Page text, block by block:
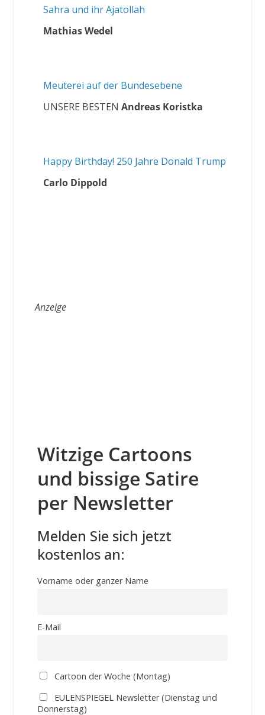
Sahra und ihr Ajatollah
Mathias Wedel
Meuterei auf der Bundesebene
UNSERE BESTEN Andreas Koristka
Happy Birthday! 250 Jahre Donald Trump
Carlo Dippold
Anzeige
Witzige Cartoons
und bissige Satire
per Newsletter
Melden Sie sich jetzt
kostenlos an:
Vorname oder ganzer Name
E-Mail
Cartoon der Woche (Montag)
EULENSPIEGEL Newsletter (Dienstag und
Donnerstag)